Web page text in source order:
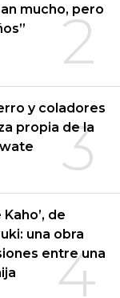
2
mucho, pero
3
y coladores
propia de la
4
de
una obra
entre una